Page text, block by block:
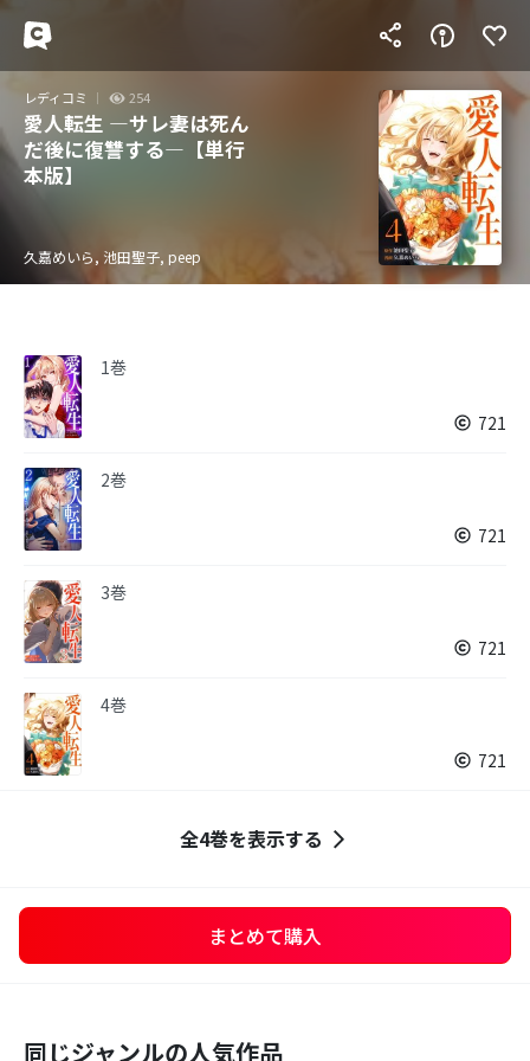
レディコミ 254
愛人転生 ―サレ妻は死ん
だ後に復讐する―【単行
本版】
久嘉めいら, 池田聖子, peep
1巻
721
2巻
721
3巻
721
4巻
721
全4巻を表示する
まとめて購入
同じジャンルの人気作品